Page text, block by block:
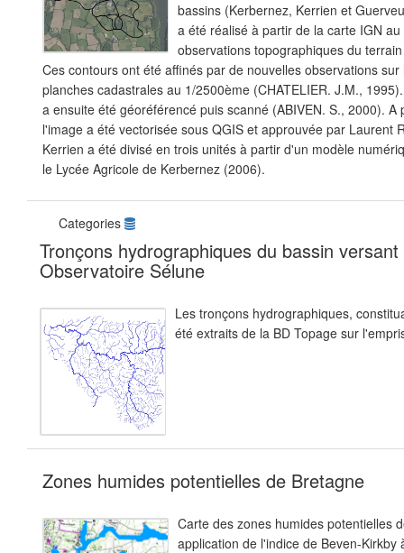
bassins (Kerbernez, Kerrien et
a été réalisé à partir de la carte IGN
observations topographiques du
Ces contours ont été affinés par de nouvelles observations
planches cadastrales au 1/2500ème (CHATELIER. J.M.,
a ensuite été géoréférencé puis scanné (ABIVEN. S., 2000). A
l'image a été vectorisée sous QGIS et approuvée par Laurent
Kerrien a été divisé en trois unités à partir d'un modèle
le Lycée Agricole de Kerbernez (2006).
Categories
Tronçons hydrographiques du bassin
Observatoire Sélune
Les tronçons hydrographiques,
été extraits de la BD Topage sur
Zones humides potentielles de Bretagne
Carte des zones humides potentielles
application de l'indice de Beven-Kirkby